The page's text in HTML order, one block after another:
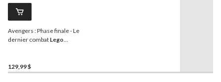
Avengers : Phase finale - Le
dernier combat Lego
129,99 $